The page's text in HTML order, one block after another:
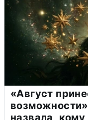
«Август
назвала, кому